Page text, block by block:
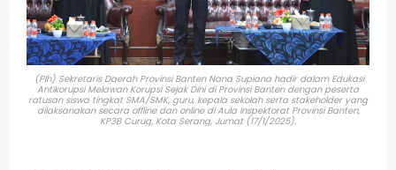
(Plh) Sekretaris Daerah Provinsi Banten Nana Supiana hadir dalam Edukasi
Antikorupsi Melawan Korupsi Sejak Dini di Provinsi Banten dengan peserta
ratusan siswa tingkat SMA/SMK, guru, kepala sekolah serta stakeholder yang
dilaksanakan secara offline dan online di Aula Inspektorat Provinsi Banten,
KP3B Curug, Kota Serang, Jumat (17/1/2025).